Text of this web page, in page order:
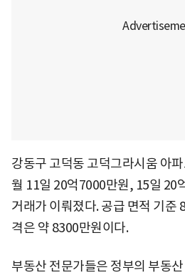
강동구 고덕동 고덕그라시움 아
월 11일 20억7000만원, 15일 20
거래가 이뤄졌다. 공급 면적 기준
격은 약 8300만원이다.
부동산 전문가들은 정부의 부동